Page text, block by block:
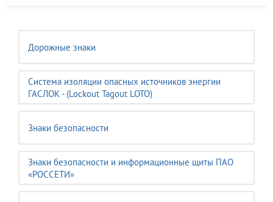
Дорожные знаки
Система изоляции опасных источников энергии
ГАСЛОК - (Lockout Tagout LOTO)
Знаки безопасности
Знаки безопасности и информационные щиты ПАО
«РОССЕТИ»